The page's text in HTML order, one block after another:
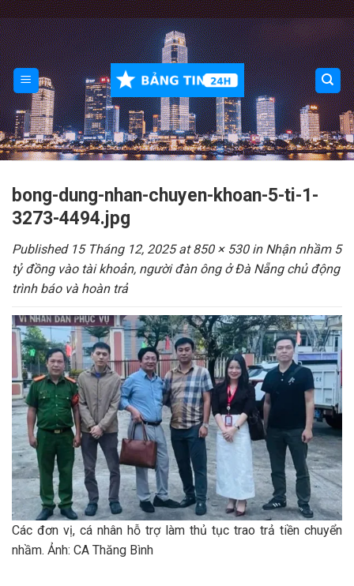
Skip
to
content
bong-dung-nhan-chuyen-khoan-5-ti-1-
3273-4494.jpg
Published 15 Tháng 12, 2025at850 × 530in Nhận nhầm 5
tỷ đồng vào tài khoản, người đàn ông ở Đà Nẵng chủ động
trình báo và hoàn trả
Các đơn vị, cá nhân hỗ trợ làm thủ tục trao trả tiền chuyển
nhầm. Ảnh: CA Thăng Bình